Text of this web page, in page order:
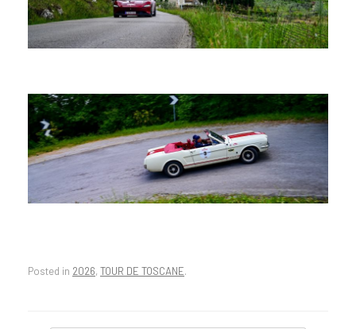
Posted in 2026, TOUR DE TOSCANE.